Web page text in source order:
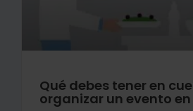
Qué debes tener en
organizar un evento